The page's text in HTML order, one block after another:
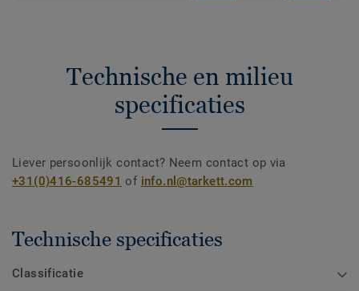
Technische en milieu
specificaties
Liever persoonlijk contact? Neem contact op via
+31(0)416-685491 of info.nl@tarkett.com
Technische specificaties
Classificatie